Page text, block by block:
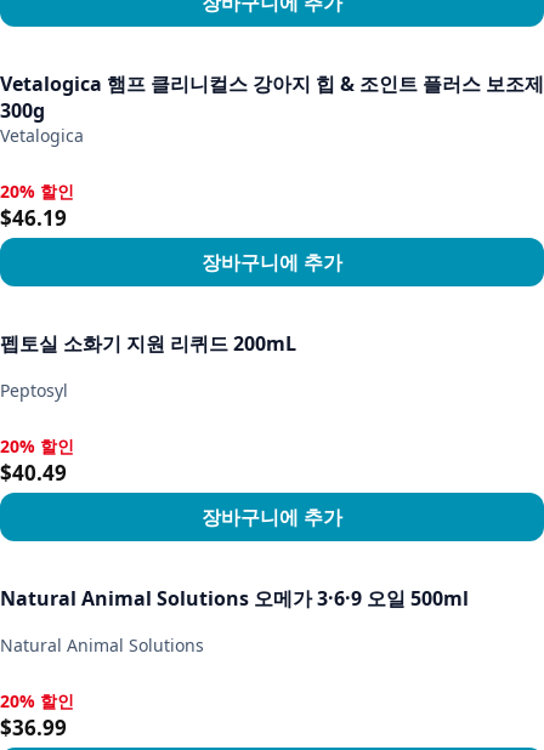
Vetalogica 햄프 클리니컬스 강아지 힙 & 조인트 플러스 보조제
300g
Vetalogica
20% 할인, $46.19
20% 할인
$46.19
장바구니에 추가
펩토실 소화기 지원 리퀴드 200mL
Peptosyl
20% 할인, $40.49
20% 할인
$40.49
장바구니에 추가
Natural Animal Solutions 오메가 3·6·9 오일 500ml
Natural Animal Solutions
20% 할인, $36.99
20% 할인
$36.99